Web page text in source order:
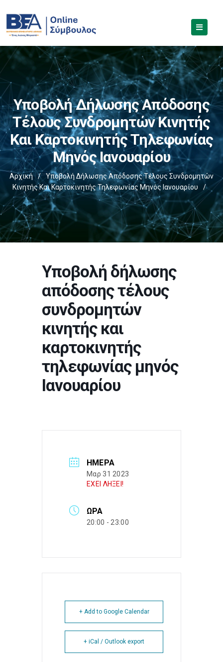
Υποβολή Δήλωσης Απόδοσης
Τέλους Συνδρομητών Κινητής
Και Καρτοκινητής Τηλεφωνίας
Μηνός Ιανουαρίου
Αρχική /
Υποβολή Δήλωσης Απόδοσης Τέλους Συνδρομητών
Κινητής Και Καρτοκινητής Τηλεφωνίας Μηνός Ιανουαρίου
/
Υποβολή δήλωσης
απόδοσης τέλους
συνδρομητών
κινητής και
καρτοκινητής
τηλεφωνίας μηνός
Ιανουαρίου
ΗΜΈΡΑ
Μαρ 31 2023
ΕΧΕΙ ΛΗΞΕΙ!
ΏΡΑ
20:00 - 23:00
+ Add to Google Calendar
+ iCal / Outlook export